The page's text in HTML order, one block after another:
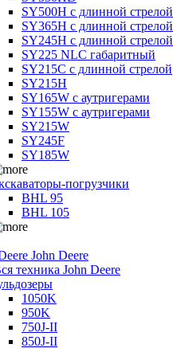
SY500H с длинной стрелой
SY365H с длинной стрелой
SY245H с длинной стрелой
SY225 NLC габаритный
SY215C с длинной стрелой
SY215H
SY165W с аутригерами
SY155W с аутригерами
SY215W
SY245F
SY185W
погрузчики
BHL 95
BHL 105
John Deere
техника John Deere
1050K
950K
750J-II
850J-II